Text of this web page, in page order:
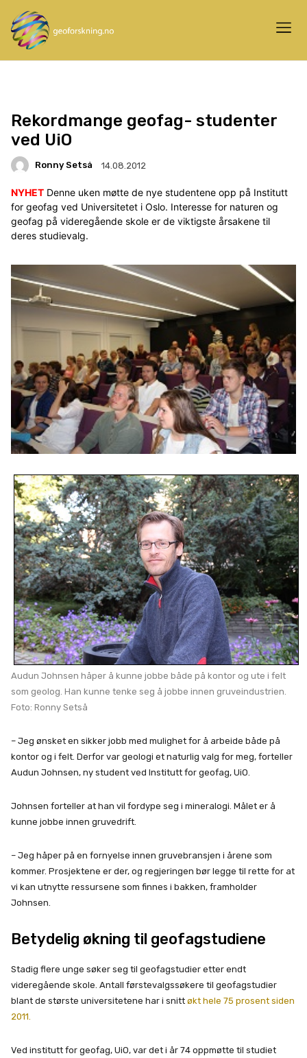
Rekordmange geofag- studenter
ved UiO
Ronny Setså 14.08.2012
NYHET Denne uken møtte de nye studentene opp på Institutt
for geofag ved Universitetet i Oslo. Interesse for naturen og
geofag på videregående skole er de viktigste årsakene til
deres studievalg.
Audun Johnsen håper å kunne jobbe både på kontor og ute i felt
som geolog. Han kunne tenke seg å jobbe innen gruveindustrien.
Foto: Ronny Setså
– Jeg ønsket en sikker jobb med mulighet for å arbeide både på
kontor og i felt. Derfor var geologi et naturlig valg for meg, forteller
Audun Johnsen, ny student ved Institutt for geofag, UiO.
Johnsen forteller at han vil fordype seg i mineralogi. Målet er å
kunne jobbe innen gruvedrift.
– Jeg håper på en fornyelse innen gruvebransjen i årene som
kommer. Prosjektene er der, og regjeringen bør legge til rette for at
vi kan utnytte ressursene som finnes i bakken, framholder
Johnsen.
Betydelig økning til geofagstudiene
Stadig flere unge søker seg til geofagstudier etter endt
videregående skole. Antall førstevalgssøkere til geofagstudier
blant de største universitetene har i snitt økt hele 75 prosent siden
2011.
Ved institutt for geofag, UiO, var det i år 74 oppmøtte til studiet